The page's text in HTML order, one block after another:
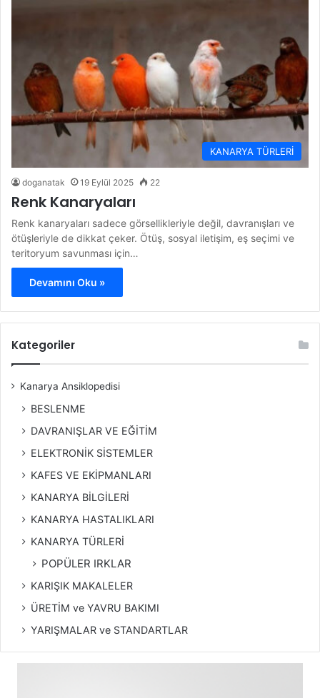
KANARYA TÜRLERİ
doganatak 19 Eylül 2025 22
Renk Kanaryaları
Renk kanaryaları sadece görsellikleriyle değil, davranışları ve
ötüşleriyle de dikkat çeker. Ötüş, sosyal iletişim, eş seçimi ve
teritoryum savunması için…
Devamını Oku »
Kategoriler
Kanarya Ansiklopedisi
BESLENME
DAVRANIŞLAR VE EĞİTİM
ELEKTRONİK SİSTEMLER
KAFES VE EKİPMANLARI
KANARYA BİLGİLERİ
KANARYA HASTALIKLARI
KANARYA TÜRLERİ
POPÜLER IRKLAR
KARIŞIK MAKALELER
ÜRETİM ve YAVRU BAKIMI
YARIŞMALAR ve STANDARTLAR